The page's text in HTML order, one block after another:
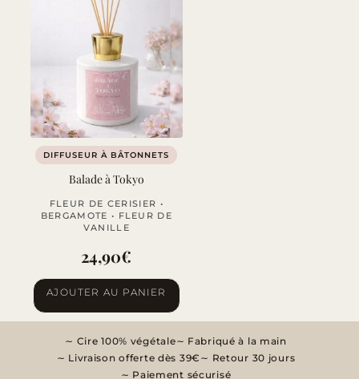
DIFFUSEUR À BÂTONNETS
Balade à Tokyo
FLEUR DE CERISIER •
BERGAMOTE • FLEUR DE
VANILLE
24,90€
AJOUTER AU PANIER
Cire 100% végétale
Fabriqué à la main
Livraison offerte dès 39€
Retour 30 jours
Paiement sécurisé